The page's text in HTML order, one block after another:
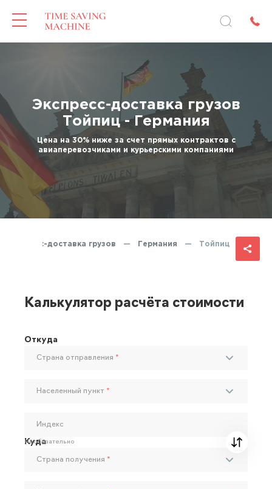
Экспресс-доставка грузов
Тойпиц - Германия
Цена на 30% ниже за счет прямых контрактов с
авиаперевозчиками и курьерскими компаниями
Экспресс-доставка грузов — Германия — Тойпиц
Калькулятор расчёта стоимости
Откуда
Страна отправления *
Населенный пункт *
Индекс
Необязательно
Куда
Страна получения *